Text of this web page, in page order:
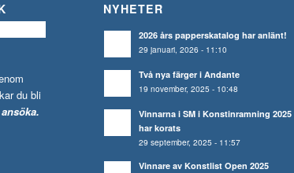
du bli
NYHETER
2026 års papperskatalog har anlänt!
29 januari, 2026 - 11:10
Två nya färger i Andante
19 november, 2025 - 10:48
Vinnarna i SM i Konstinramning 2025
har korats
29 september, 2025 - 11:57
Vinnare av Konstlist Open 2025